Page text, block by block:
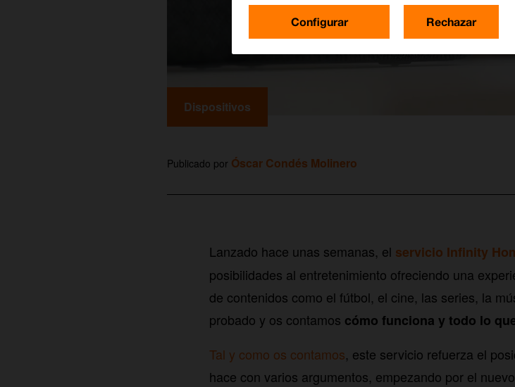
Dispositivos
Publicado por Óscar Condés Molinero
Lanzado hace unas semanas, el servicio Infinity
posibilidades al entretenimiento ofreciendo una
de contenidos como el fútbol, el cine, las series, la
probado y os contamos cómo funciona y todo lo
Tal y como os contamos, este servicio refuerza el
hace con varios argumentos, empezando por el
Configurar Rechazar